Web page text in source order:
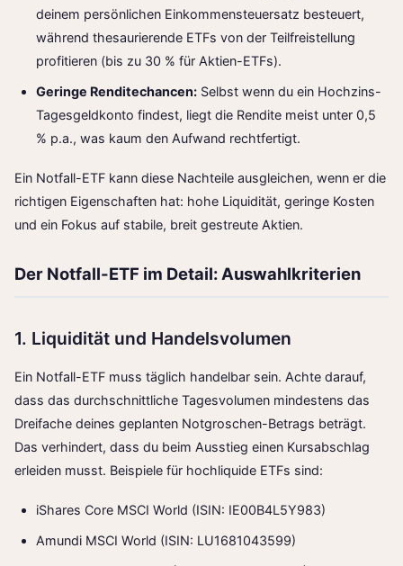
deinem persönlichen Einkommensteuersatz besteuert,
während thesaurierende ETFs von der Teilfreistellung
profitieren (bis zu 30 % für Aktien-ETFs).
Geringe Renditechancen: Selbst wenn du ein Hochzins-
Tagesgeldkonto findest, liegt die Rendite meist unter 0,5
% p.a., was kaum den Aufwand rechtfertigt.
Ein Notfall-ETF kann diese Nachteile ausgleichen, wenn er die
richtigen Eigenschaften hat: hohe Liquidität, geringe Kosten
und ein Fokus auf stabile, breit gestreute Aktien.
Der Notfall-ETF im Detail: Auswahlkriterien
1. Liquidität und Handelsvolumen
Ein Notfall-ETF muss täglich handelbar sein. Achte darauf,
dass das durchschnittliche Tagesvolumen mindestens das
Dreifache deines geplanten Notgroschen-Betrags beträgt.
Das verhindert, dass du beim Ausstieg einen Kursabschlag
erleiden musst. Beispiele für hochliquide ETFs sind:
iShares Core MSCI World (ISIN: IE00B4L5Y983)
Amundi MSCI World (ISIN: LU1681043599)